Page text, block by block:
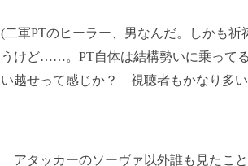
(二軍PTのヒーラー、男なんだ。しかも
うけど……。PT自体は結構勢いに乗って
い越せって感じか？ 視聴者もかなり多い
アタッカーのソーヴァ以外誰も見たこ